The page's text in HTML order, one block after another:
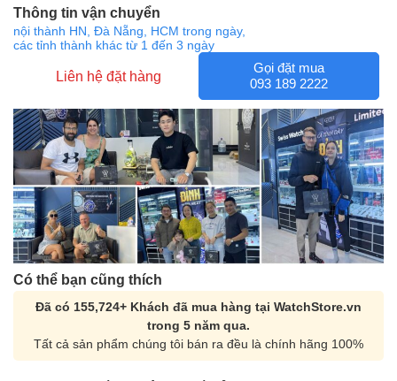
Thông tin vận chuyển
nội thành HN, Đà Nẵng, HCM trong ngày,
các tỉnh thành khác từ 1 đến 3 ngày
Liên hệ đặt hàng
Gọi đặt mua
093 189 2222
Có thể bạn cũng thích
Đã có 155,724+ Khách đã mua hàng tại WatchStore.vn
trong 5 năm qua.
Tất cả sản phẩm chúng tôi bán ra đều là chính hãng 100%